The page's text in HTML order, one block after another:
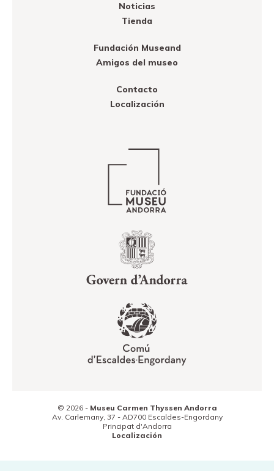
Noticias
Tienda
Fundación Museand
Amigos del museo
Contacto
Localización
© 2026 - Museu Carmen Thyssen Andorra
Av. Carlemany, 37 - AD700 Escaldes-Engordany
Principat d'Andorra
Localización